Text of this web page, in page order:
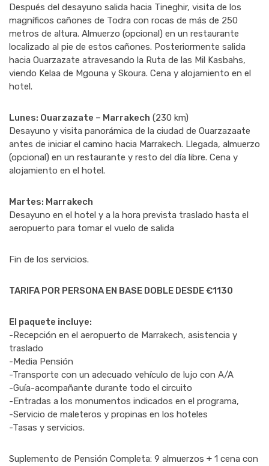
Después del desayuno salida hacia Tineghir, visita de los
magníficos cañones de Todra con rocas de más de 250
metros de altura. Almuerzo (opcional) en un restaurante
localizado al pie de estos cañones. Posteriormente salida
hacia Ouarzazate atravesando la Ruta de las Mil Kasbahs,
viendo Kelaa de Mgouna y Skoura. Cena y alojamiento en el
hotel.
Lunes: Ouarzazate – Marrakech (230 km)
Desayuno y visita panorámica de la ciudad de Ouarzazaate
antes de iniciar el camino hacia Marrakech. Llegada, almuerzo
(opcional) en un restaurante y resto del día libre. Cena y
alojamiento en el hotel.
Martes: Marrakech
Desayuno en el hotel y a la hora prevista traslado hasta el
aeropuerto para tomar el vuelo de salida
Fin de los servicios.
TARIFA POR PERSONA EN BASE DOBLE DESDE €1130
El paquete incluye:
-Recepción en el aeropuerto de Marrakech, asistencia y
traslado
-Media Pensión
-Transporte con un adecuado vehículo de lujo con A/A
-Guía-acompañante durante todo el circuito
-Entradas a los monumentos indicados en el programa,
-Servicio de maleteros y propinas en los hoteles
-Tasas y servicios.
Suplemento de Pensión Completa: 9 almuerzos + 1 cena con